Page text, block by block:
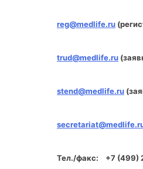
reg@medlife.ru
trud@medlife.ru
stend@medlife.ru
Тел./факс: +7 (499)